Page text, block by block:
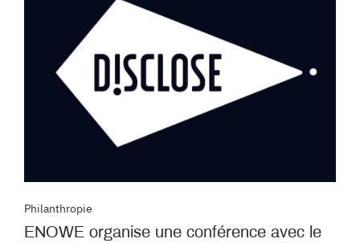
Philanthropie
ENOWE organise une conférence avec le